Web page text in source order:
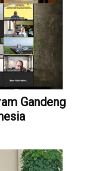
Gandeng